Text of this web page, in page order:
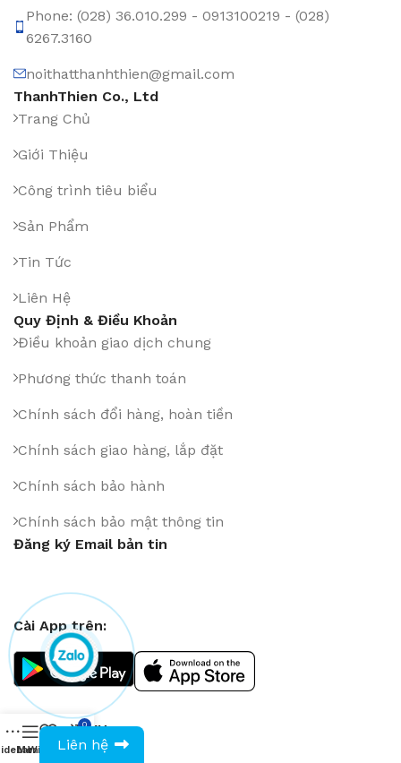
Phone: (028) 36.010.299 - 0913100219 - (028)
6267.3160
noithatthanhthien@gmail.com
ThanhThien Co., Ltd
Trang Chủ
Giới Thiệu
Công trình tiêu biểu
Sản Phẩm
Tin Tức
Liên Hệ
Quy Định & Điều Khoản
Điều khoản giao dịch chung
Phương thức thanh toán
Chính sách đổi hàng, hoàn tiền
Chính sách giao hàng, lắp đặt
Chính sách bảo hành
Chính sách bảo mật thông tin
Đăng ký Email bản tin
Cài App trên:
Liên Kết MXH
MenuWishlistCompare
0
Cart
Liên hệ
0943594386